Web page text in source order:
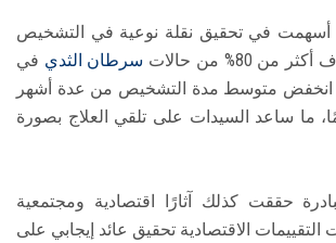
أسهمت في تحقيق نقلة نوعية في التشخيص
80% من حالات
سرطان الثدي في
انخفض متوسط مدة التشخيص من عدة أشهر
أقل من 50 يومًا، ما ساعد السيدات على تلقي العلاج بصورة
حققت كذلك آثارًا اقتصادية ومجتمعية
التقييمات الاقتصادية تحقيق عائد إيجابي على